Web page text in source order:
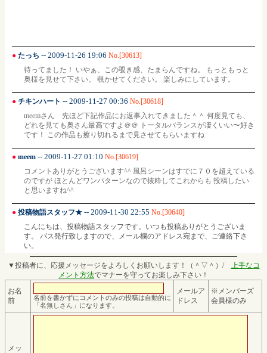
● たっち -- 2009-11-26 19:06 No.[30613]
待ってました！ いやぁ、この覗き感、たまらんですね。 もっともっと
奥様を見せて下さい。 覗かせてください。 楽しみにしています。
● チキンハート -- 2009-11-27 00:36 No.[30618]
meemさん 先ほど下記作品にお返事入れてきました＾＾ 何度見ても、
どれを見ても奥さん最高ですよ＠＠ トータルバランスが凄くいい〜好き
です！ この作品も擦り切れるまで見させてもらいますね
● meem -- 2009-11-27 01:10 No.[30619]
コメントありがとうございます^^ 風呂シーンはすでに７０を超えている
のですが ほとんどワンパターンなので抜粋してこれからも 投稿したい
と思いますね^^
● 投稿物語スタッフ★ -- 2009-11-30 22:55 No.[30640]
こんにちは、投稿物語スタッフです。いつも投稿ありがとうございま
す。 パス発行致しますので、メール欄のアドレス宛まで、ご連絡下さ
い。
▼投稿者に、応援メッセージをよろしくお願いします！（＾▽＾）/ 上手なコ
メント方法でマナーを守ってお楽しみ下さい！
お名
前
名前を書かずにコメントのみの投稿は自動的に
「名無しさん」になります。
メールア
ドレス
※メンバーズ
会員様のみ
メッ